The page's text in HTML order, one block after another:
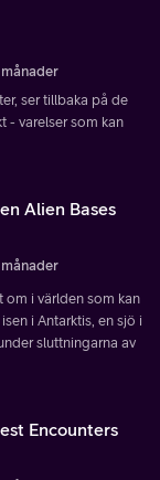
ser tillbaka på de
- varelser som kan
Alien Bases
om i världen som kan
i Antarktis, en sjö i
sluttningarna av
Encounters